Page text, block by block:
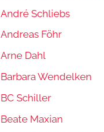
André Schliebs
Andreas Föhr
Arne Dahl
Barbara Wendelken
BC Schiller
Beate Maxian